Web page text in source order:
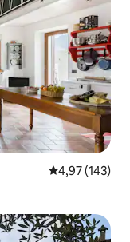
Évaluation
4,97 (143)